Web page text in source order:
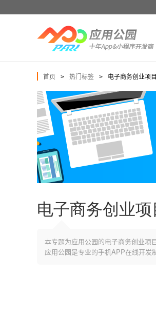
首页 > 热门标签 > 电子商务创业项
电子商务创业项
本专题为应用公园的电子商务创业项
应用公园是专业的手机APP在线开发